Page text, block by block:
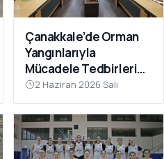
Çanakkale’de Orman
Yangınlarıyla
Mücadele Tedbirleri
Masaya Yatırıldı
2 Haziran 2026 Salı